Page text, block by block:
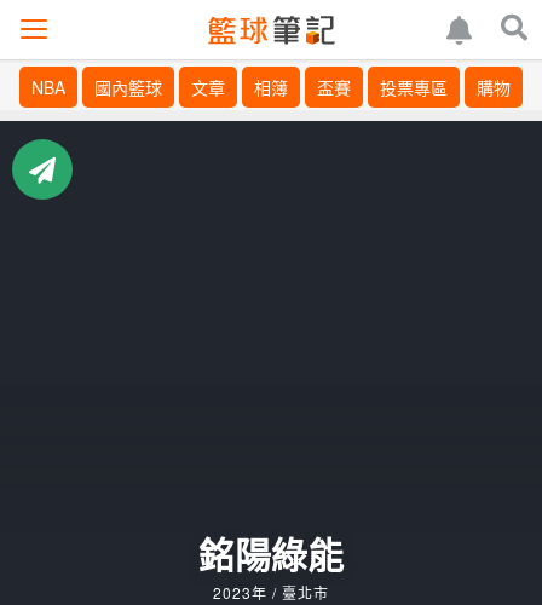
NBA 國內籃球 文章 相簿 盃賽 投票專區 購物
銘陽綠能
2023年 / 臺北市